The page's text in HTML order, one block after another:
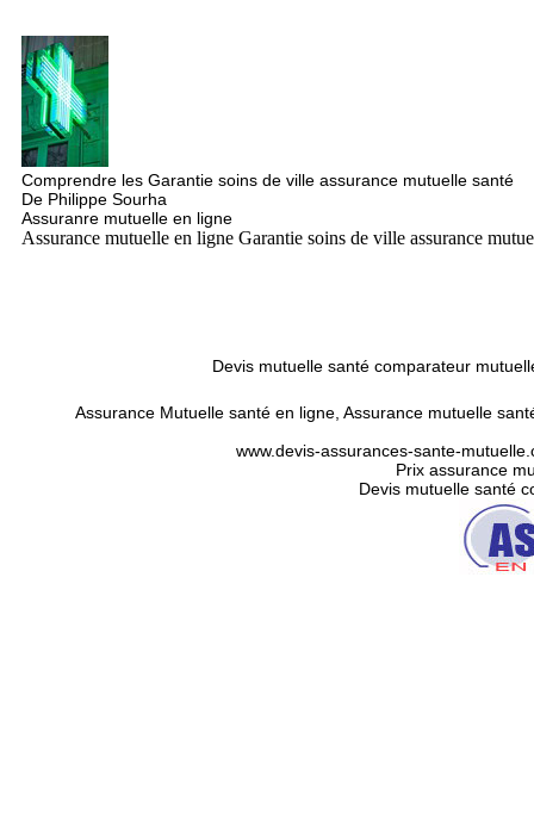
Assurance Mutuelle santé en ligne, Assurance mutuelle
www.devis-assurances-sante-
Prix assurance
Devis mutuelle santé
Devis mutuelle santé comparateur
Comprendre les Garantie soins de ville assurance mutuelle santé
De Philippe Sourha
Assuranre mutuelle en ligne
Assurance mutuelle en ligne Garantie soins de ville assurance